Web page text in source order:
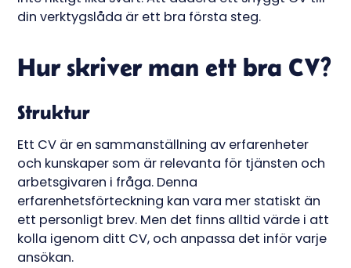
din verktygslåda är ett bra första steg.
Hur skriver man ett bra CV?
Struktur
Ett CV är en sammanställning av erfarenheter
och kunskaper som är relevanta för tjänsten och
arbetsgivaren i fråga. Denna
erfarenhetsförteckning kan vara mer statiskt än
ett personligt brev. Men det finns alltid värde i att
kolla igenom ditt CV, och anpassa det inför varje
ansökan.